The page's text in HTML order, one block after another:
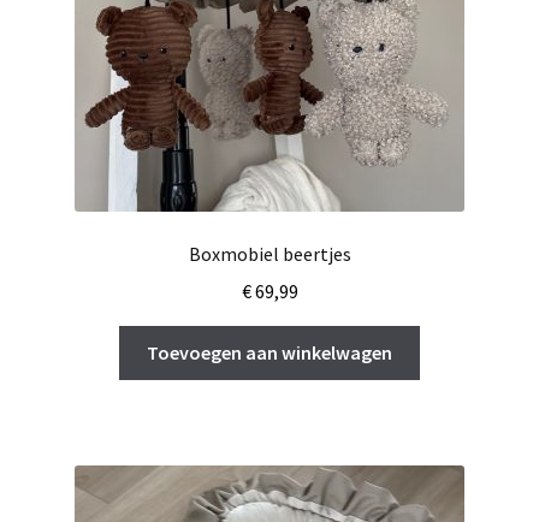
Boxmobiel beertjes
€69,99
Toevoegen aan winkelwagen